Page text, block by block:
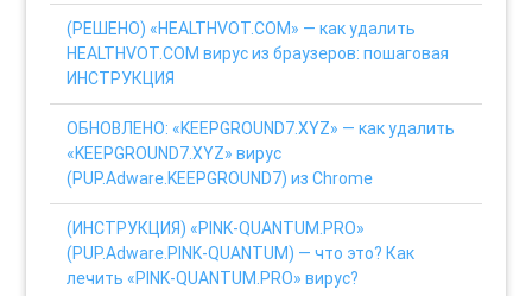
(РЕШЕНО) «HEALTHVOT.COM» — как удалить
HEALTHVOT.COM вирус из браузеров: пошаговая
ИНСТРУКЦИЯ
ОБНОВЛЕНО: «KEEPGROUND7.XYZ» — как удалить
«KEEPGROUND7.XYZ» вирус
(PUP.Adware.KEEPGROUND7) из Chrome
(ИНСТРУКЦИЯ) «PINK-QUANTUM.PRO»
(PUP.Adware.PINK-QUANTUM) — что это? Как
лечить «PINK-QUANTUM.PRO» вирус?